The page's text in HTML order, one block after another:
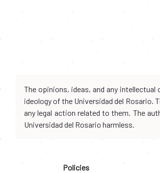
The opinions, ideas, and any
ideology of the Universidad del
any legal action related to them. The
Universidad del Rosario harmless.
Policies